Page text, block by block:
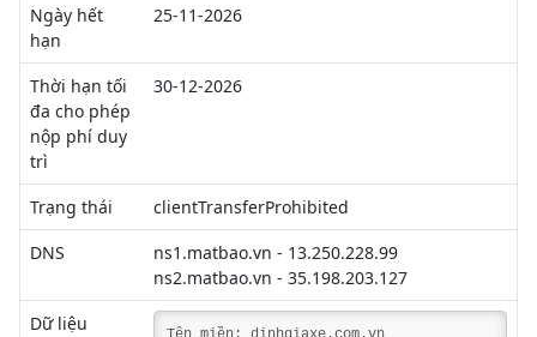
Ngày hết
hạn
25-11-2026
Thời hạn tối
đa cho phép
nộp phí duy
trì
30-12-2026
Trạng thái
clientTransferProhibited
DNS
ns1.matbao.vn - 13.250.228.99
ns2.matbao.vn - 35.198.203.127
Dữ liệu